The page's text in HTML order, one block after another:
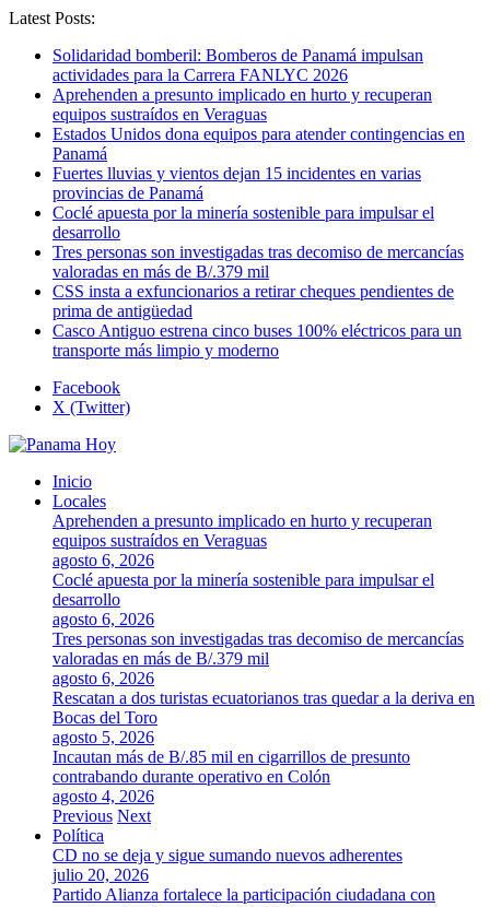
Latest Posts:
Solidaridad bomberil: Bomberos de Panamá impulsan
actividades para la Carrera FANLYC 2026
Aprehenden a presunto implicado en hurto y recuperan
equipos sustraídos en Veraguas
Estados Unidos dona equipos para atender contingencias en
Panamá
Fuertes lluvias y vientos dejan 15 incidentes en varias
provincias de Panamá
Coclé apuesta por la minería sostenible para impulsar el
desarrollo
Tres personas son investigadas tras decomiso de mercancías
valoradas en más de B/.379 mil
CSS insta a exfuncionarios a retirar cheques pendientes de
prima de antigüedad
Casco Antiguo estrena cinco buses 100% eléctricos para un
transporte más limpio y moderno
Facebook
X (Twitter)
Inicio
Locales
Aprehenden a presunto implicado en hurto y recuperan
equipos sustraídos en Veraguas
agosto 6, 2026
Coclé apuesta por la minería sostenible para impulsar el
desarrollo
agosto 6, 2026
Tres personas son investigadas tras decomiso de mercancías
valoradas en más de B/.379 mil
agosto 6, 2026
Rescatan a dos turistas ecuatorianos tras quedar a la deriva en
Bocas del Toro
agosto 5, 2026
Incautan más de B/.85 mil en cigarrillos de presunto
contrabando durante operativo en Colón
agosto 4, 2026
Previous Next
Política
CD no se deja y sigue sumando nuevos adherentes
julio 20, 2026
Partido Alianza fortalece la participación ciudadana con